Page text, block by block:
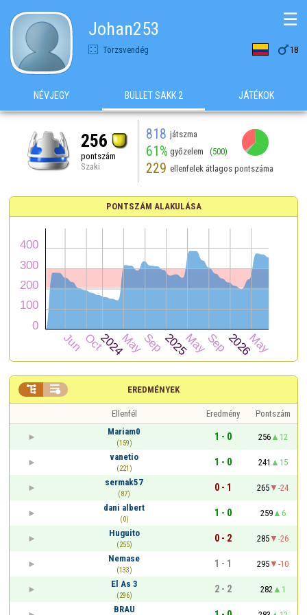
Johan253
Törzsvendég 18
☰
NÉVJEGY BULLET SAKK 2 JÁTÉKOK
256
pontszám
Szaki
818 játszma
61% győzelem (500)
229 ellenfelek átlagos pontszáma
PONTSZÁM ALAKULÁSA
EREDMÉNYEK
 
Ellenfél Eredmény
Pontszám
Mariam0
(159)
1 - 0 256
12
vanetio
(221)
1 - 0 241
15
sermak57
(87)
0 - 1 265
-24
dani albert
(0)
1 - 0 259
6
Huguito
(255)
0 - 2 285
-26
Nemase
(133)
1 - 1 295
-10
El As 3
(296)
2 - 2 282
1
BRAU